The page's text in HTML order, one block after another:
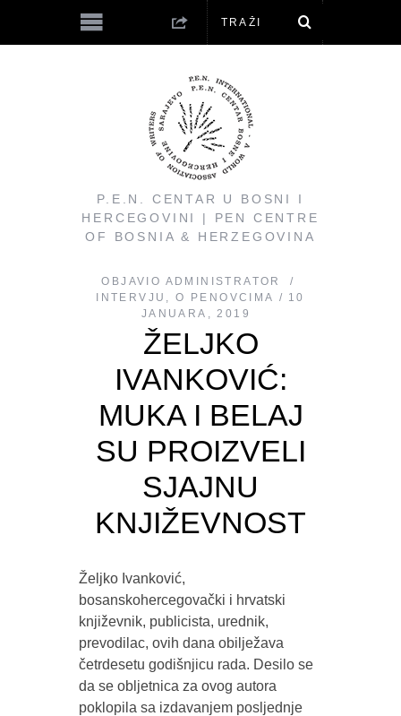
P.E.N. CENTAR U BOSNI I
HERCEGOVINI | PEN CENTRE
OF BOSNIA & HERZEGOVINA
OBJAVIO ADMINISTRATOR
INTERVJU ,O PENOVCIMA
10
JANUARA, 2019
ŽELJKO
IVANKOVIĆ:
MUKA I BELAJ
SU PROIZVELI
SJAJNU
KNJIŽEVNOST
Željko Ivanković,
bosanskohercegovački i hrvatski
književnik, publicista, urednik,
prevodilac, ovih dana obilježava
četrdesetu godišnjicu rada. Desilo se
da se obljetnica za ovog autora
poklopila sa izdavanjem posljednje